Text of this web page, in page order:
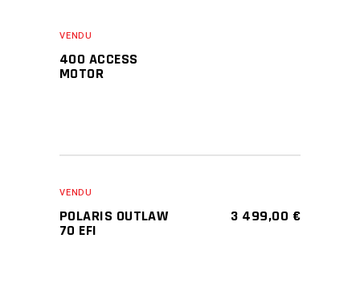
VENDU
400 ACCESS
MOTOR
VENDU
POLARIS OUTLAW
70 EFI
3 499,00 €